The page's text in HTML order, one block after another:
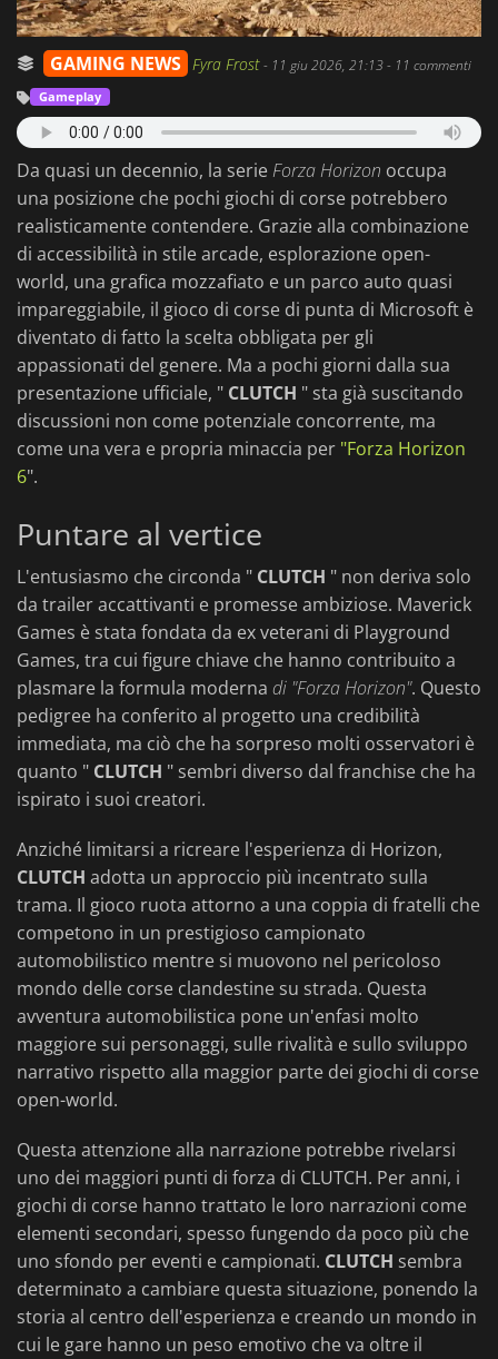
GAMING NEWS Fyra Frost- 11 giu 2026, 21:13- 11 commenti
Gameplay
Da quasi un decennio, la serieForza Horizon occupa
una posizione che pochi giochi di corse potrebbero
realisticamente contendere. Grazie alla combinazione
di accessibilità in stile arcade, esplorazione open-
world, una grafica mozzafiato e un parco auto quasi
impareggiabile, il gioco di corse di punta di Microsoft è
diventato di fatto la scelta obbligata per gli
appassionati del genere. Ma a pochi giorni dalla sua
presentazione ufficiale, " CLUTCH " sta già suscitando
discussioni non come potenziale concorrente, ma
come una vera e propria minaccia per "Forza Horizon
6".
Puntare al vertice
L'entusiasmo che circonda " CLUTCH " non deriva solo
da trailer accattivanti e promesse ambiziose. Maverick
Games è stata fondata da ex veterani di Playground
Games, tra cui figure chiave che hanno contribuito a
plasmare la formula moderna di "Forza Horizon". Questo
pedigree ha conferito al progetto una credibilità
immediata, ma ciò che ha sorpreso molti osservatori è
quanto " CLUTCH " sembri diverso dal franchise che ha
ispirato i suoi creatori.
Anziché limitarsi a ricreare l'esperienza di Horizon,
CLUTCH adotta un approccio più incentrato sulla
trama. Il gioco ruota attorno a una coppia di fratelli che
competono in un prestigioso campionato
automobilistico mentre si muovono nel pericoloso
mondo delle corse clandestine su strada. Questa
avventura automobilistica pone un'enfasi molto
maggiore sui personaggi, sulle rivalità e sullo sviluppo
narrativo rispetto alla maggior parte dei giochi di corse
open-world.
Questa attenzione alla narrazione potrebbe rivelarsi
uno dei maggiori punti di forza di CLUTCH. Per anni, i
giochi di corse hanno trattato le loro narrazioni come
elementi secondari, spesso fungendo da poco più che
uno sfondo per eventi e campionati. CLUTCH sembra
determinato a cambiare questa situazione, ponendo la
storia al centro dell'esperienza e creando un mondo in
cui le gare hanno un peso emotivo che va oltre il